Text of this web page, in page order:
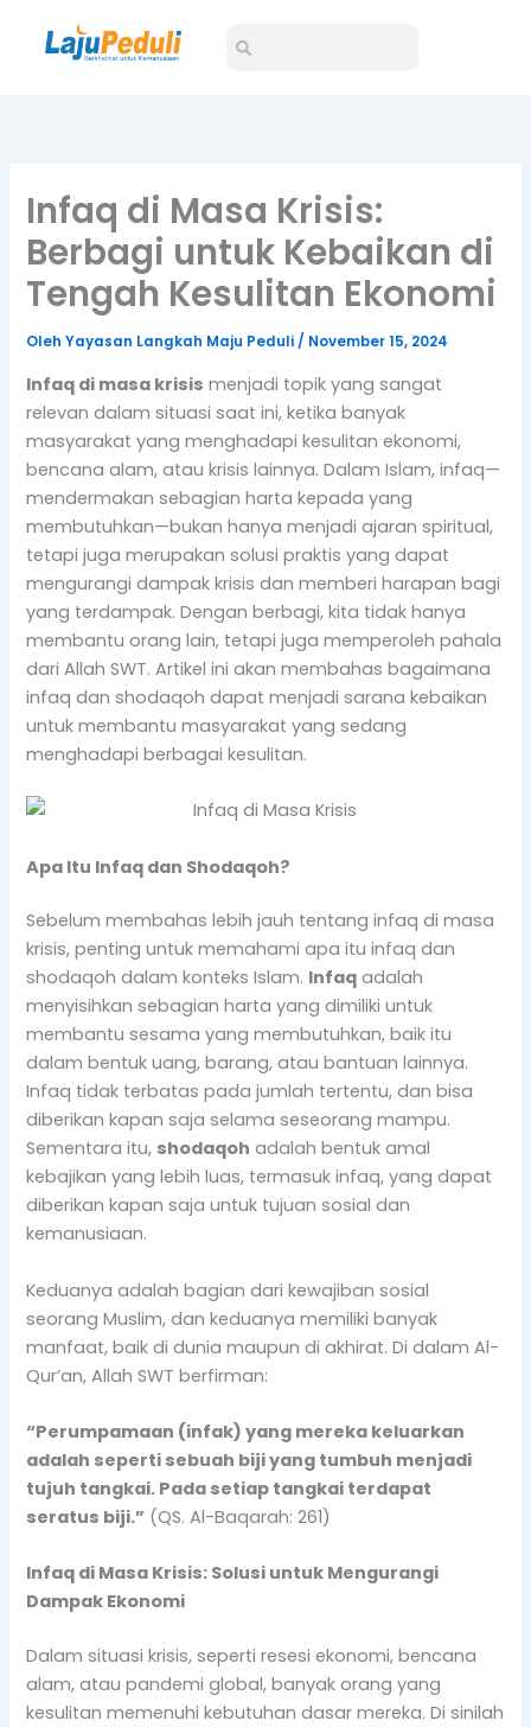
Search
Infaq di Masa Krisis:
Berbagi untuk Kebaikan di
Tengah Kesulitan Ekonomi
OlehYayasan Langkah Maju Peduli/ November 15, 2024
Infaq di masa krisis menjadi topik yang sangat
relevan dalam situasi saat ini, ketika banyak
masyarakat yang menghadapi kesulitan ekonomi,
bencana alam, atau krisis lainnya. Dalam Islam, infaq—
mendermakan sebagian harta kepada yang
membutuhkan—bukan hanya menjadi ajaran spiritual,
tetapi juga merupakan solusi praktis yang dapat
mengurangi dampak krisis dan memberi harapan bagi
yang terdampak. Dengan berbagi, kita tidak hanya
membantu orang lain, tetapi juga memperoleh pahala
dari Allah SWT. Artikel ini akan membahas bagaimana
infaq dan shodaqoh dapat menjadi sarana kebaikan
untuk membantu masyarakat yang sedang
menghadapi berbagai kesulitan.
Apa Itu Infaq dan Shodaqoh?
Sebelum membahas lebih jauh tentang infaq di masa
krisis, penting untuk memahami apa itu infaq dan
shodaqoh dalam konteks Islam. Infaq adalah
menyisihkan sebagian harta yang dimiliki untuk
membantu sesama yang membutuhkan, baik itu
dalam bentuk uang, barang, atau bantuan lainnya.
Infaq tidak terbatas pada jumlah tertentu, dan bisa
diberikan kapan saja selama seseorang mampu.
Sementara itu, shodaqoh adalah bentuk amal
kebajikan yang lebih luas, termasuk infaq, yang dapat
diberikan kapan saja untuk tujuan sosial dan
kemanusiaan.
Keduanya adalah bagian dari kewajiban sosial
seorang Muslim, dan keduanya memiliki banyak
manfaat, baik di dunia maupun di akhirat. Di dalam Al-
Qur’an, Allah SWT berfirman:
“Perumpamaan (infak) yang mereka keluarkan
adalah seperti sebuah biji yang tumbuh menjadi
tujuh tangkai. Pada setiap tangkai terdapat
seratus biji.” (QS. Al-Baqarah: 261)
Infaq di Masa Krisis: Solusi untuk Mengurangi
Dampak Ekonomi
Dalam situasi krisis, seperti resesi ekonomi, bencana
alam, atau pandemi global, banyak orang yang
kesulitan memenuhi kebutuhan dasar mereka. Di sinilah